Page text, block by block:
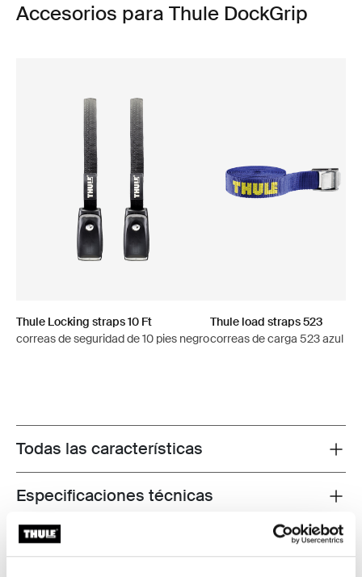
Accesorios para Thule DockGrip
Thule Locking straps 10 Ft
correas de seguridad de 10 pies negro
Thule load straps 523
correas de carga 523 azul
Toggle features
Todas las características
Toggle techspec
Especificaciones técnicas
Instrucciones